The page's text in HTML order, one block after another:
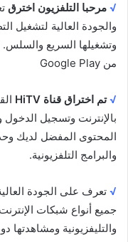
√ مرحبا التلفزيون اخترق
والجودة العالية لتشغيل
من Google Play
√ تم اختراق قناة HiTV
بالإنترنت وتسجيل
المحتوى المفضل لديك
والبرامج التلفزيونية.
√ تعرف على الجودة
جميع أنواع شبكات
والتليفزيونية ومشاهدتها